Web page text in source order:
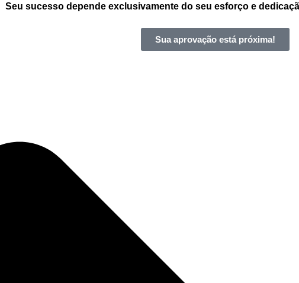
Seu sucesso depende exclusivamente do seu esforço e
Sua aprovação está próxima!